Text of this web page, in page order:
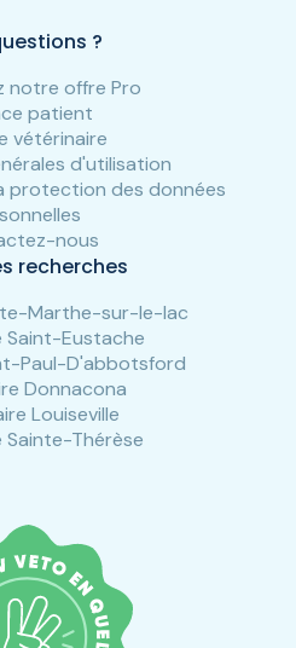
?
notre offre Pro
patient
vétérinaire
d'utilisation
protection des données
nous
recherches
Marthe-sur-le-lac
Saint-Eustache
Paul-D'abbotsford
Donnacona
Louiseville
Sainte-Thérèse